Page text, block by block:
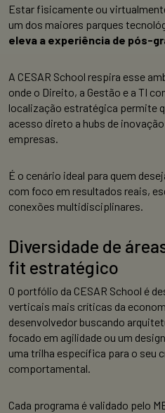
Estar fisicamente ou
um dos maiores parques
eleva a experiência de pós-
A CESAR School respira esse
onde o Direito, a Gestão e a TI
localização estratégica permite
acesso direto a hubs de
empresas.
É o cenário ideal para quem
com foco em resultados reais,
conexões multidisciplinares.
Diversidade de
fit estratégico
O portfólio da CESAR School é
verticais mais críticas da
desenvolvedor buscando
focado em agilidade ou um
uma trilha específica para o seu
comportamental.
Cada programa é validado pelo